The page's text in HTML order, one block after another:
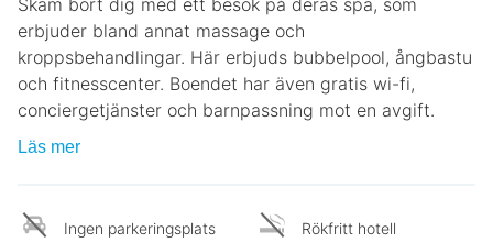
Skäm bort dig med ett besök på deras spa, som
erbjuder bland annat massage och
kroppsbehandlingar. Här erbjuds bubbelpool, ångbastu
och fitnesscenter. Boendet har även gratis wi-fi,
conciergetjänster och barnpassning mot en avgift.
Läs mer
Ingen parkeringsplats
Rökfritt hotell